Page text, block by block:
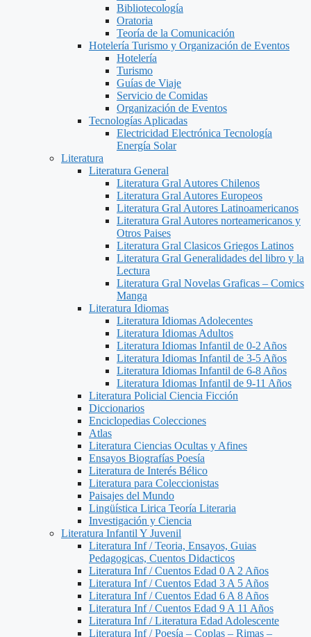
Bibliotecología
Oratoria
Teoría de la Comunicación
Hotelería Turismo y Organización de Eventos
Hotelería
Turismo
Guías de Viaje
Servicio de Comidas
Organización de Eventos
Tecnologías Aplicadas
Electricidad Electrónica Tecnología
Energía Solar
Literatura
Literatura General
Literatura Gral Autores Chilenos
Literatura Gral Autores Europeos
Literatura Gral Autores Latinoamericanos
Literatura Gral Autores norteamericanos y
Otros Paises
Literatura Gral Clasicos Griegos Latinos
Literatura Gral Generalidades del libro y la
Lectura
Literatura Gral Novelas Graficas – Comics
Manga
Literatura Idiomas
Literatura Idiomas Adolecentes
Literatura Idiomas Adultos
Literatura Idiomas Infantil de 0-2 Años
Literatura Idiomas Infantil de 3-5 Años
Literatura Idiomas Infantil de 6-8 Años
Literatura Idiomas Infantil de 9-11 Años
Literatura Policial Ciencia Ficción
Diccionarios
Enciclopedias Colecciones
Atlas
Literatura Ciencias Ocultas y Afines
Ensayos Biografías Poesía
Literatura de Interés Bélico
Literatura para Coleccionistas
Paisajes del Mundo
Lingüística Lirica Teoría Literaria
Investigación y Ciencia
Literatura Infantil Y Juvenil
Literatura Inf / Teoria, Ensayos, Guias
Pedagogicas, Cuentos Didacticos
Literatura Inf / Cuentos Edad 0 A 2 Años
Literatura Inf / Cuentos Edad 3 A 5 Años
Literatura Inf / Cuentos Edad 6 A 8 Años
Literatura Inf / Cuentos Edad 9 A 11 Años
Literatura Inf / Literatura Edad Adolescente
Literatura Inf / Poesía – Coplas – Rimas –